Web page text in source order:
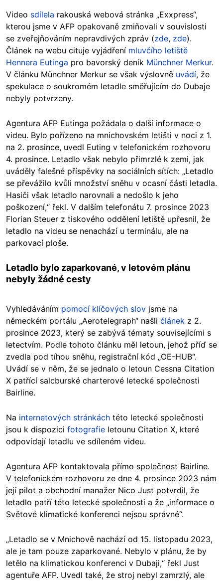
Video sdílela rakouská webová stránka „Exxpress“,
kterou jsme v AFP opakovaně zmiňovali v souvislosti
se zveřejňováním nepravdivých zpráv (zde, zde).
Článek na webu cituje vyjádření mluvčího letiště
Hennera Eutinga pro bavorský deník Münchner Merkur.
V článku Münchner Merkur se však výslovně uvádí, že
spekulace o soukromém letadle směřujícím do Dubaje
nebyly potvrzeny.
Agentura AFP Eutinga požádala o další informace o
videu. Bylo pořízeno na mnichovském letišti v noci z 1.
na 2. prosince, uvedl Euting v telefonickém rozhovoru
4. prosince. Letadlo však nebylo přimrzlé k zemi, jak
uváděly falešné příspěvky na sociálních sítích: „Letadlo
se převážilo kvůli množství sněhu v ocasní části letadla.
Hasiči však letadlo narovnali a nedošlo k jeho
poškození,“ řekl. V dalším telefonátu 7. prosince 2023
Florian Steuer z tiskového oddělení letiště upřesnil, že
letadlo na videu se nenachází u terminálu, ale na
parkovací ploše.
Letadlo bylo zaparkované, v letovém plánu
nebyly žádné cesty
Vyhledáváním pomocí klíčových slov jsme na
německém portálu „Aerotelegraph“ našli článek z 2.
prosince 2023, který se zabývá tématy souvisejícími s
letectvím. Podle tohoto článku měl letoun, jehož příď se
zvedla pod tíhou sněhu, registrační kód „OE-HUB“.
Uvádí se v něm, že se jednalo o letoun Cessna Citation
X patřící salcburské charterové letecké společnosti
Bairline.
Na internetových stránkách této letecké společnosti
jsou k dispozici fotografie letounu Citation X, které
odpovídají letadlu ve sdíleném videu.
Agentura AFP kontaktovala přímo společnost Bairline.
V telefonickém rozhovoru ze dne 4. prosince 2023 nám
její pilot a obchodní manažer Nico Just potvrdil, že
letadlo patří této letecké společnosti a že „informace o
Světové klimatické konferenci nejsou správné“.
„Letadlo se v Mnichově nachází od 15. listopadu 2023,
ale je tam pouze zaparkované. Nebylo v plánu, že by
letělo na klimatickou konferenci v Dubaji,“ řekl Just
agentuře AFP. Uvedl také, že stroj nebyl zamrzlý, ale